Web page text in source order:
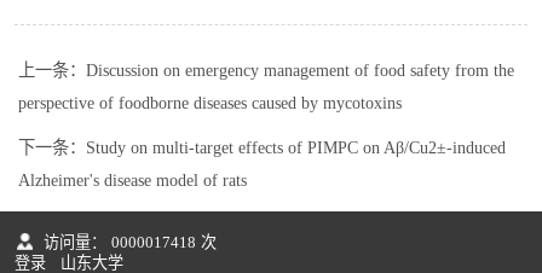
上一条： Discussion on emergency management of food safety from the
perspective of foodborne diseases caused by mycotoxins
下一条： Study on multi-target effects of PIMPC on Aβ/Cu2±-induced
Alzheimer's disease model of rats
访问量： 0000017418 次
登录
山东大学